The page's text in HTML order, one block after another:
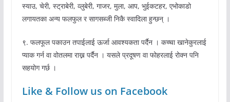
स्याउ, चेरी, स्ट्राबेरी, व्लुबेरी, गाजर, मुला, आप, भुईकटहर, एभोकाडो
लगायतका अन्य फलफुल र सागसब्जी निकै स्वादिला हुन्छन् ।
९. फलफूल पकाउन तपाईलाई ऊर्जा आवश्यकता पर्दैन । कच्चा खानेकुरलाई
प्याक गर्न वा वोतलमा राख्न पर्दैन । यसले प्रदूषण वा फोहरलाई रोक्न पनि
सहयोग गर्छ ।
Like & Follow us on Facebook